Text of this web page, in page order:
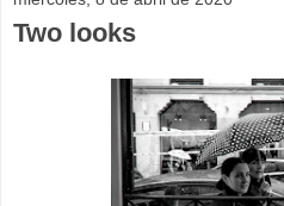
Two looks